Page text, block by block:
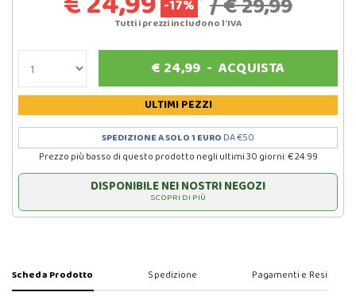
-17%
Tutti i prezzi includono l'IVA
€ 24,99 -ACQUISTA
ULTIMI PEZZI
SPEDIZIONE A SOLO 1 EURO DA €50
Prezzo più basso di questo prodotto negli ultimi 30 giorni: € 24.99
DISPONIBILE NEI NOSTRI NEGOZI
SCOPRI DI PIÙ
Scheda Prodotto Spedizione Pagamenti e Resi